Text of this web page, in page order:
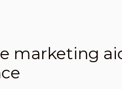
marketing